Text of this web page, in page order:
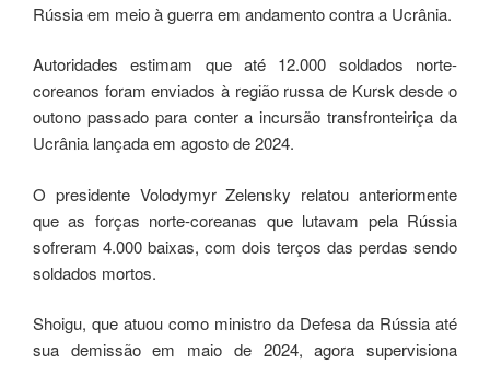
Rússia em meio à guerra em andamento contra a Ucrânia.
Autoridades estimam que até 12.000 soldados norte-
coreanos foram enviados à região russa de Kursk desde o
outono passado para conter a incursão transfronteiriça da
Ucrânia lançada em agosto de 2024.
O presidente Volodymyr Zelensky relatou anteriormente
que as forças norte-coreanas que lutavam pela Rússia
sofreram 4.000 baixas, com dois terços das perdas sendo
soldados mortos.
Shoigu, que atuou como ministro da Defesa da Rússia até
sua demissão em maio de 2024, agora supervisiona